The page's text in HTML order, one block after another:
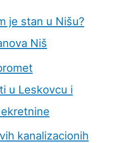
je stan u Nišu?
Niš
u Leskovcu i
kanalizacionih